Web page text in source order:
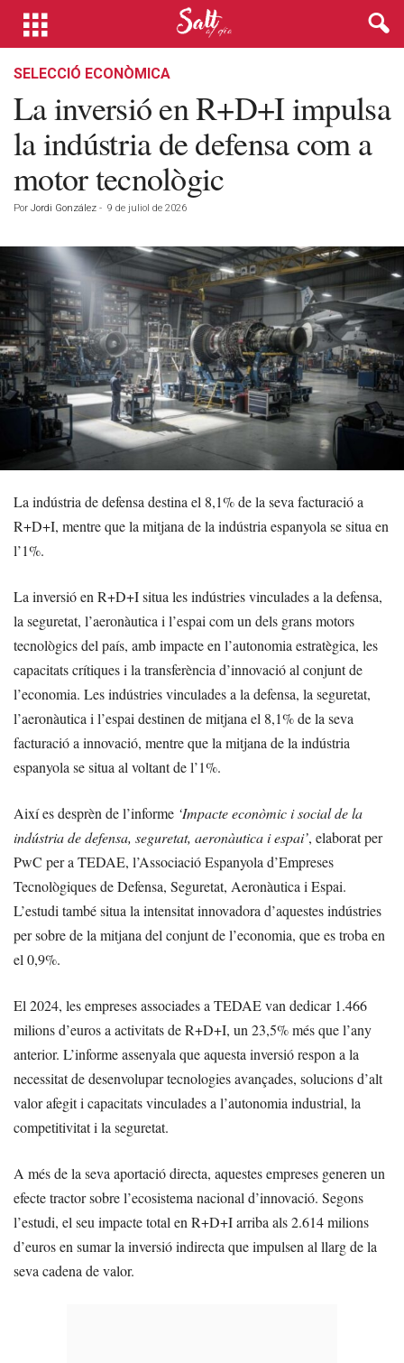
SELECCIÓ ECONÒMICA
La inversió en R+D+I impulsa
la indústria de defensa com a
motor tecnològic
Por Jordi González - 9 de juliol de 2026
La indústria de defensa destina el 8,1% de la seva facturació a
R+D+I, mentre que la mitjana de la indústria espanyola se situa en
l’1%.
La inversió en R+D+I situa les indústries vinculades a la defensa,
la seguretat, l’aeronàutica i l’espai com un dels grans motors
tecnològics del país, amb impacte en l’autonomia estratègica, les
capacitats crítiques i la transferència d’innovació al conjunt de
l’economia. Les indústries vinculades a la defensa, la seguretat,
l’aeronàutica i l’espai destinen de mitjana el 8,1% de la seva
facturació a innovació, mentre que la mitjana de la indústria
espanyola se situa al voltant de l’1%.
Així es desprèn de l’informe ‘Impacte econòmic i social de la
indústria de defensa, seguretat, aeronàutica i espai’, elaborat per
PwC per a TEDAE, l’Associació Espanyola d’Empreses
Tecnològiques de Defensa, Seguretat, Aeronàutica i Espai.
L’estudi també situa la intensitat innovadora d’aquestes indústries
per sobre de la mitjana del conjunt de l’economia, que es troba en
el 0,9%.
El 2024, les empreses associades a TEDAE van dedicar 1.466
milions d’euros a activitats de R+D+I, un 23,5% més que l’any
anterior. L’informe assenyala que aquesta inversió respon a la
necessitat de desenvolupar tecnologies avançades, solucions d’alt
valor afegit i capacitats vinculades a l’autonomia industrial, la
competitivitat i la seguretat.
A més de la seva aportació directa, aquestes empreses generen un
efecte tractor sobre l’ecosistema nacional d’innovació. Segons
l’estudi, el seu impacte total en R+D+I arriba als 2.614 milions
d’euros en sumar la inversió indirecta que impulsen al llarg de la
seva cadena de valor.